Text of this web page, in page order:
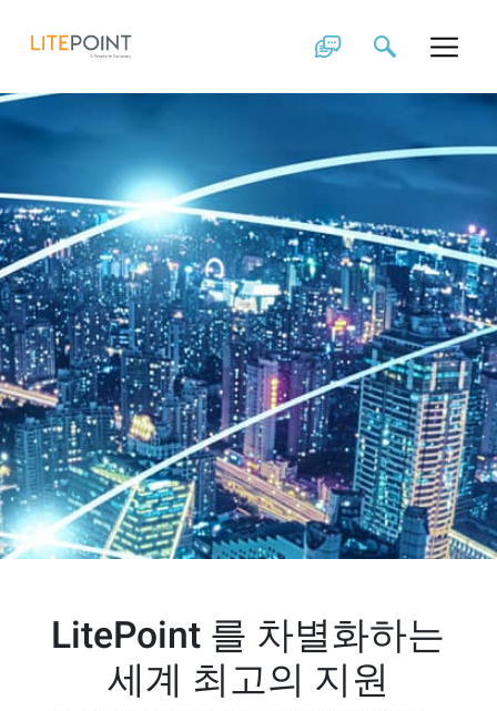
content
전세계 지원
LitePoint 를 차별화하는
세계 최고의 지원